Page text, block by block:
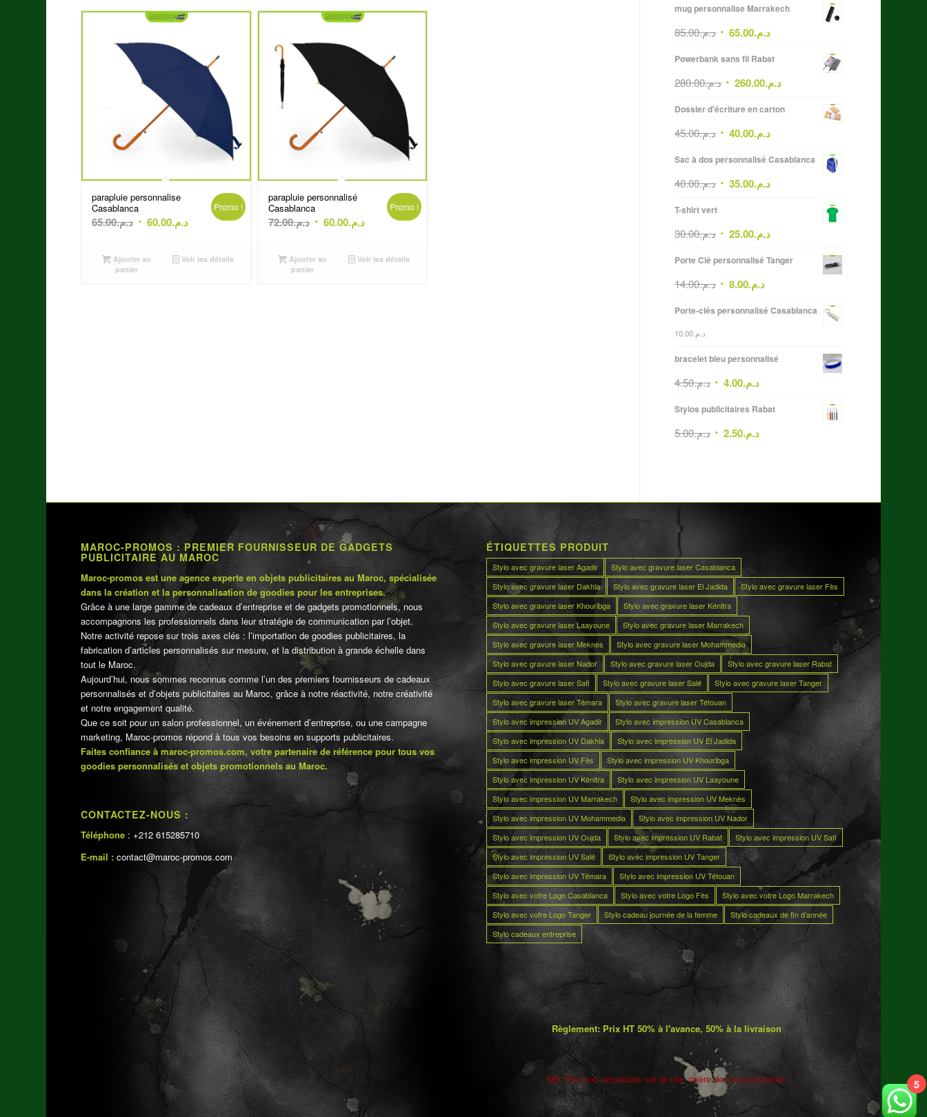
parapluie personnalise
Casablanca
د.م.65.00
Le
initial
était :
د.م.60.00
Le
actuel
Promo !
Ajouter au
panier
Voir les détails
parapluie personnalisé
Casablanca
د.م.72.00
Le
initial
était :
د.م.60.00
Le
actuel
Promo !
Ajouter au
panier
Voir les détails
mug personnalise Marrakech
د.م.85.00 د.م.65.00
Powerbank sans fil Rabat
د.م.280.00 د.م.260.00
Dossier d'écriture en carton
د.م.45.00 د.م.40.00
Sac à dos personnalisé Casablanca
د.م.40.00 د.م.35.00
T-shirt vert
د.م.30.00 د.م.25.00
Porte Clé personnalisé Tanger
د.م.14.00 د.م.8.00
Porte-clés personnalisé Casablanca
د.م. 10.00
bracelet bleu personnalisé
د.م.4.50 د.م.4.00
Stylos publicitaires Rabat
د.م.5.00 د.م.2.50
MAROC-PROMOS : PREMIER FOURNISSEUR DE GADGETS
PUBLICITAIRE AU MAROC
Maroc-promos est une agence experte en objets publicitaires au Maroc, spécialisée
dans la création et la personnalisation de goodies pour les entreprises.
Grâce à une large gamme de cadeaux d’entreprise et de gadgets promotionnels, nous
accompagnons les professionnels dans leur stratégie de communication par l’objet.
Notre activité repose sur trois axes clés : l’importation de goodies publicitaires, la
fabrication d’articles personnalisés sur mesure, et la distribution à grande échelle dans
tout le Maroc.
Aujourd’hui, nous sommes reconnus comme l’un des premiers fournisseurs de cadeaux
personnalisés et d’objets publicitaires au Maroc, grâce à notre réactivité, notre créativité
et notre engagement qualité.
Que ce soit pour un salon professionnel, un événement d’entreprise, ou une campagne
marketing, Maroc-promos répond à tous vos besoins en supports publicitaires.
Faites confiance à maroc-promos.com, votre partenaire de référence pour tous vos
goodies personnalisés et objets promotionnels au Maroc.
CONTACTEZ-NOUS :
Téléphone : +212 615285710
E-mail : contact@maroc-promos.com
ÉTIQUETTES PRODUIT
Stylo avec gravure laser Agadir
Stylo avec gravure laser Casablanca
Stylo avec gravure laser Dakhla
Stylo avec gravure laser El Jadida
Stylo avec gravure laser Fès
Stylo avec gravure laser Khouribga
Stylo avec gravure laser Kénitra
Stylo avec gravure laser Laayoune
Stylo avec gravure laser Marrakech
Stylo avec gravure laser Meknès
Stylo avec gravure laser Mohammedia
Stylo avec gravure laser Nador
Stylo avec gravure laser Oujda
Stylo avec gravure laser Rabat
Stylo avec gravure laser Safi
Stylo avec gravure laser Salé
Stylo avec gravure laser Tanger
Stylo avec gravure laser Témara
Stylo avec gravure laser Tétouan
Stylo avec impression UV Agadir
Stylo avec impression UV Casablanca
Stylo avec impression UV Dakhla
Stylo avec impression UV El Jadida
Stylo avec impression UV Fès
Stylo avec impression UV Khouribga
Stylo avec impression UV Kénitra
Stylo avec impression UV Laayoune
Stylo avec impression UV Marrakech
Stylo avec impression UV Meknès
Stylo avec impression UV Mohammedia
Stylo avec impression UV Nador
Stylo avec impression UV Oujda
Stylo avec impression UV Rabat
Stylo avec impression UV Safi
Stylo avec impression UV Salé
Stylo avec impression UV Tanger
Stylo avec impression UV Témara
Stylo avec impression UV Tétouan
Stylo avec votre Logo Casablanca
Stylo avec votre Logo Fès
Stylo avec votre Logo Marrakech
Stylo avec votre Logo Tanger
Stylo cadeau journée de la femme
Stylo cadeaux de fin d’année
Stylo cadeaux entreprise
Règlement: Prix HT 50% à l'avance, 50% à la livraison
NB: Prix non actualisés sur le site. prière de nous contacter 5